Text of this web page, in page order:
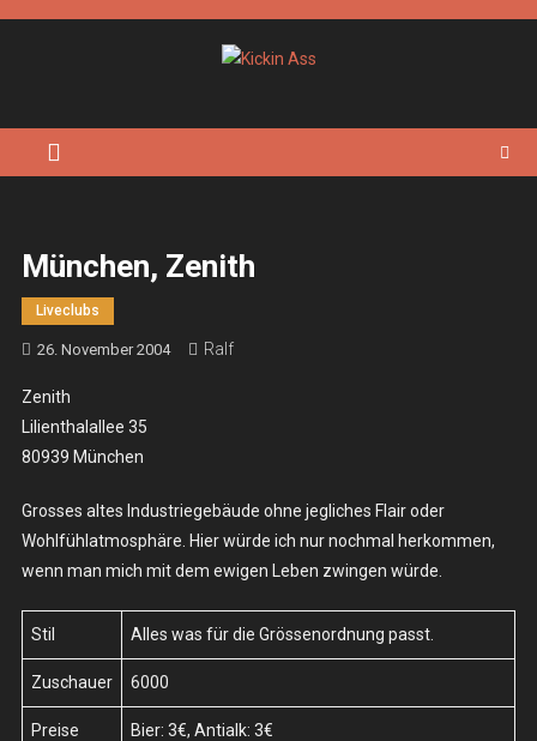
München, Zenith
Liveclubs
26. November 2004 Ralf
Zenith
Lilienthalallee 35
80939 München
Grosses altes Industriegebäude ohne jegliches Flair oder
Wohlfühlatmosphäre. Hier würde ich nur nochmal herkommen,
wenn man mich mit dem ewigen Leben zwingen würde.
Stil Alles was für die Grössenordnung passt.
Zuschauer 6000
Preise Bier: 3€, Antialk: 3€